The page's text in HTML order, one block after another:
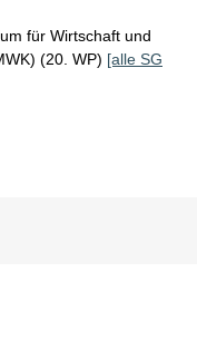
für Wirtschaft und
(20. WP) [alle SG